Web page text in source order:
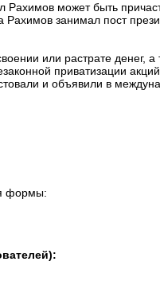
Рахимов может быть
Рахимов занимал пост
или растрате денег,
приватизации
и объявили в
формы: